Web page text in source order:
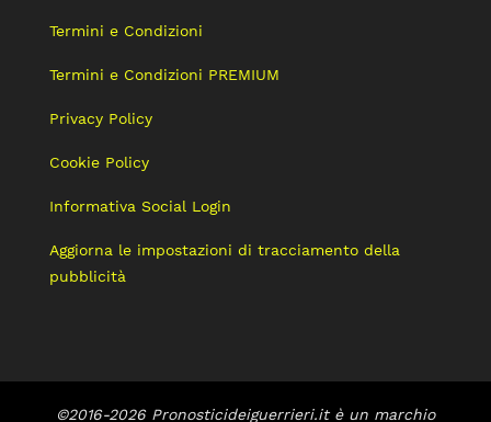
Termini e Condizioni
Termini e Condizioni PREMIUM
Privacy Policy
Cookie Policy
Informativa Social Login
Aggiorna le impostazioni di tracciamento della
pubblicità
©2016-2026 Pronosticideiguerrieri.it è un marchio